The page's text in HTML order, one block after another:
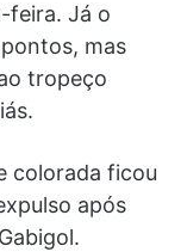
feira. Já o
mas
tropeço
colorada ficou
após